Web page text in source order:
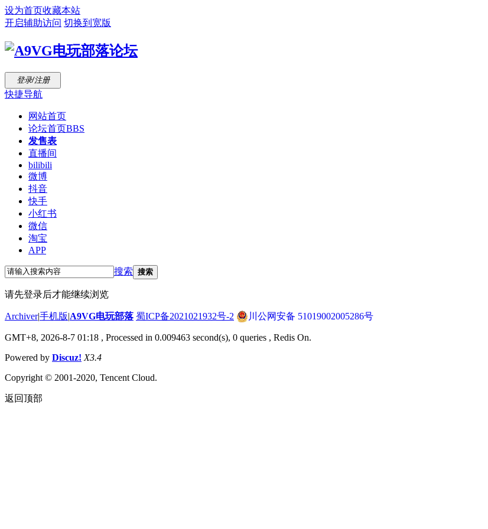
设为首页收藏本站
开启辅助访问 切换到宽版
登录/注册
快捷导航
网站首页
论坛首页BBS
发售表
直播间
bilibili
微博
抖音
快手
小红书
微信
淘宝
APP
搜索 搜索
请先登录后才能继续浏览
Archiver|手机版|A9VG电玩部落 蜀ICP备2021021932号-2 川公网安备 51019002005286号
GMT+8, 2026-8-7 01:18 , Processed in 0.009463 second(s), 0 queries , Redis On.
Powered by Discuz! X3.4
Copyright © 2001-2020, Tencent Cloud.
返回顶部